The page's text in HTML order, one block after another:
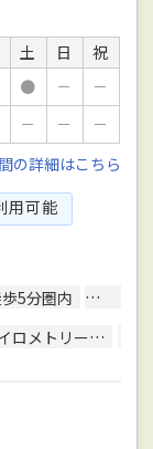
土 日
祝
● －
－
－ －
－
の詳細はこちら
用可能
5分圏内
訪問診
メトリー）